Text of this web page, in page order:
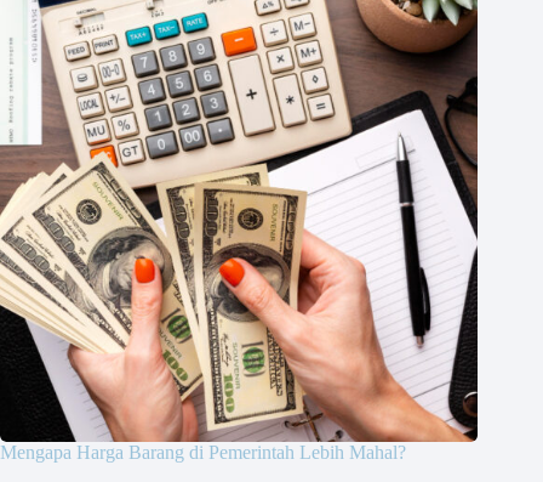
Mengapa Harga Barang di Pemerintah Lebih Mahal?